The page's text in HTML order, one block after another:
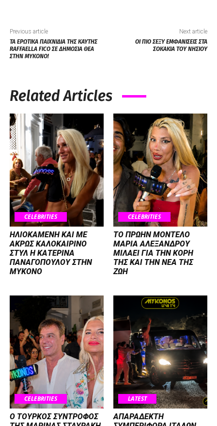
Previous article
ΤΑ ΕΡΩΤΙΚΑ ΠΑΙΧΝΙΔΙΑ ΤΗΣ ΚΑΥΤΗΣ
RAFFAELLA FICO ΣΕ ΔΗΜΟΣΙΑ ΘΕΑ
ΣΤΗΝ ΜΥΚΟΝΟ!
Next article
ΟΙ ΠΙΟ ΣΕΞΥ ΕΜΦΑΝΙΣΕΙΣ ΣΤΑ
ΣΟΚΑΚΙΑ ΤΟΥ ΝΗΣΙΟΥ
Related Articles
CELEBRITIES
ΗΛΙΟΚΑΜΕΝΗ ΚΑΙ ΜΕ
ΑΚΡΩΣ ΚΑΛΟΚΑΙΡΙΝΟ
ΣΤΥΛ Η ΚΑΤΕΡΙΝΑ
ΠΑΝΑΓΟΠΟΥΛΟΥ ΣΤΗΝ
ΜΥΚΟΝΟ
CELEBRITIES
ΤΟ ΠΡΩΗΝ ΜΟΝΤΕΛΟ
ΜΑΡΙΑ ΑΛΕΞΑΝΔΡΟΥ
ΜΙΛΑΕΙ ΓΙΑ ΤΗΝ ΚΟΡΗ
ΤΗΣ ΚΑΙ ΤΗΝ ΝΕΑ ΤΗΣ
ΖΩΗ
CELEBRITIES
Ο ΤΟΥΡΚΟΣ ΣΥΝΤΡΟΦΟΣ
LATEST
ΑΠΑΡΑΔΕΚΤΗ